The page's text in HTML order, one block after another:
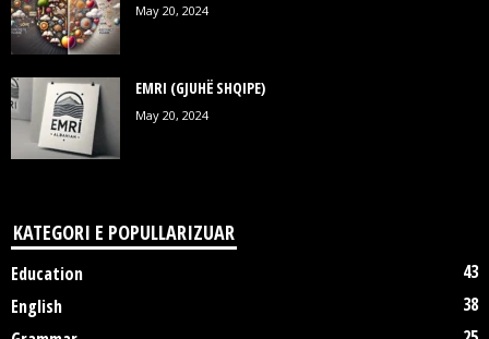
May 20, 2024
EMRI (GJUHË SHQIPE)
May 20, 2024
KATEGORI E POPULLARIZUAR
Education
43
English
38